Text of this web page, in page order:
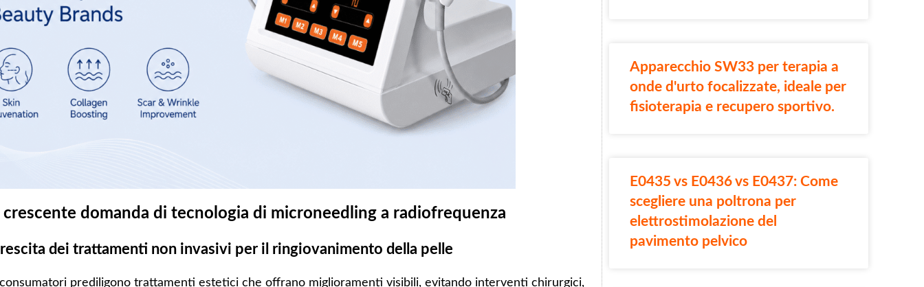
crescente domanda di tecnologia di microneedling a radiofrequenza
dei trattamenti non invasivi per il ringiovanimento della pelle
prediligono trattamenti estetici che offrano miglioramenti visibili, evitando interventi chirurgici,
Apparecchio SW33 per terapia a
onde d'urto focalizzate, ideale per
fisioterapia e recupero sportivo.
E0435 vs E0436 vs E0437: Come
scegliere una poltrona per
elettrostimolazione del
pavimento pelvico